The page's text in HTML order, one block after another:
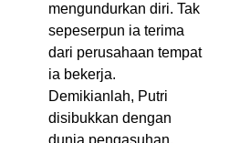
mengundurkan diri. Tak
sepeserpun ia terima
dari perusahaan tempat
ia bekerja.
Demikianlah, Putri
disibukkan dengan
dunia pengasuhan,